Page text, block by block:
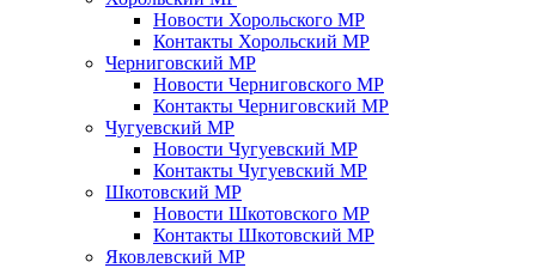
Новости Хорольского МР
Контакты Хорольский МР
Черниговский МР
Новости Черниговского МР
Контакты Черниговский МР
Чугуевский МР
Новости Чугуевский МР
Контакты Чугуевский МР
Шкотовский МР
Новости Шкотовского МР
Контакты Шкотовский МР
Яковлевский МР